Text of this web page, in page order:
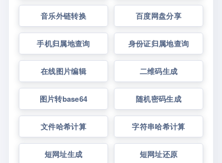
音乐外链转换 百度网盘分享
手机归属地查询 身份证归属地查询
在线图片编辑 二维码生成
图片转base64 随机密码生成
文件哈希计算 字符串哈希计算
短网址生成 短网址还原